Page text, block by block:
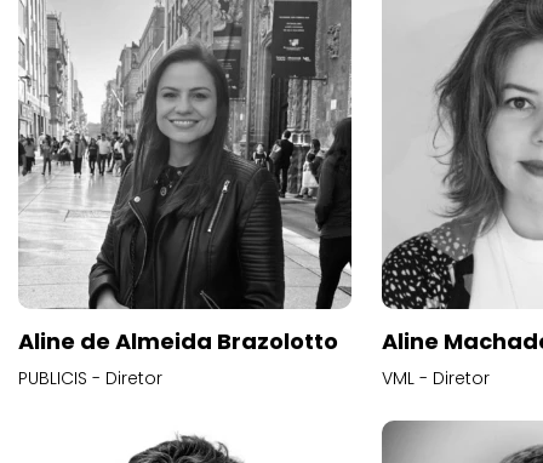
Aline de Almeida Brazolotto
PUBLICIS - Diretor
Aline
VML - Diretor